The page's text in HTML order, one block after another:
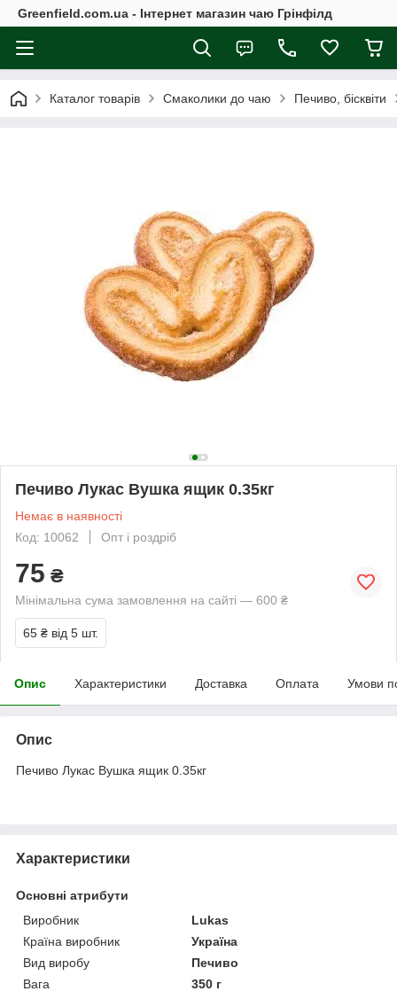
Greenfield.com.ua - Інтернет магазин чаю Грінфілд
Каталог товарів Смаколики до чаю Печиво, бісквіти
Печиво Лукас Вушка ящик 0.35кг
Немає в наявності
Код: 10062
Опт і роздріб
75 ₴
Мінімальна сума замовлення на сайті — 600 ₴
65 ₴ від 5 шт.
Опис Характеристики Доставка Оплата Умови
Опис
Печиво Лукас Вушка ящик 0.35кг
Характеристики
Основні атрибути
Виробник
Lukas
Країна виробник
Україна
Вид виробу
Печиво
Вага
350 г